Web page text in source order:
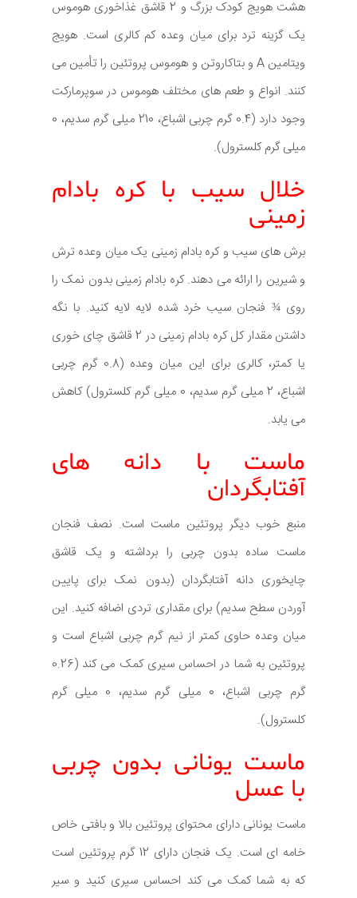
هشت هویج کودک بزرگ و 2 قاشق غذاخوری هوموس
یک گزینه ترد برای میان وعده کم کالری است. هویج
ویتامین A و بتاکاروتن و هوموس پروتئین را تأمین می
کنند. انواع و طعم های مختلف هوموس در سوپرمارکت
وجود دارد (0.4 گرم چربی اشباع، 210 میلی گرم سدیم، 0
میلی گرم کلسترول).
خلال سیب با کره بادام
زمینی
برش های سیب و کره بادام زمینی یک میان وعده ترش
و شیرین را ارائه می دهند. کره بادام زمینی بدون نمک را
روی ¾ فنجان سیب خرد شده لایه لایه کنید. با نگه
داشتن مقدار کل کره بادام زمینی در 2 قاشق چای خوری
یا کمتر، کالری برای این میان وعده (0.8 گرم چربی
اشباع، 2 میلی گرم سدیم، 0 میلی گرم کلسترول) کاهش
می یابد.
ماست با دانه های
آفتابگردان
منبع خوب دیگر پروتئین ماست است. نصف فنجان
ماست ساده بدون چربی را برداشته و یک قاشق
چایخوری دانه آفتابگردان (بدون نمک برای پایین
آوردن سطح سدیم) برای مقداری تردی اضافه کنید. این
میان وعده حاوی کمتر از نیم گرم چربی اشباع است و
پروتئین به شما در احساس سیری کمک می کند (0.26
گرم چربی اشباع، 0 میلی گرم سدیم، 0 میلی گرم
کلسترول).
ماست یونانی بدون چربی
با عسل
ماست یونانی دارای محتوای پروتئین بالا و بافتی خاص
خامه ای است. یک فنجان دارای 12 گرم پروتئین است
که به شما کمک می کند احساس سیری کنید و سیر